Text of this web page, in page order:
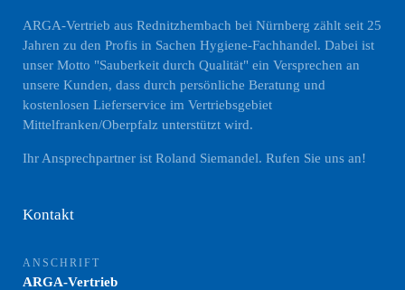
ARGA-Vertrieb aus Rednitzhembach bei Nürnberg zählt seit 25
Jahren zu den Profis in Sachen Hygiene-Fachhandel. Dabei ist
unser Motto "Sauberkeit durch Qualität" ein Versprechen an
unsere Kunden, dass durch persönliche Beratung und
kostenlosen Lieferservice im Vertriebsgebiet
Mittelfranken/Oberpfalz unterstützt wird.
Ihr Ansprechpartner ist Roland Siemandel. Rufen Sie uns an!
Kontakt
ANSCHRIFT
ARGA-Vertrieb